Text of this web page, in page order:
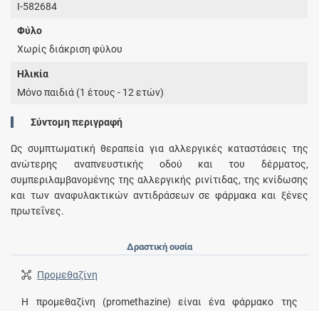
I-582684
Φύλο
Χωρίς διάκριση φύλου
Ηλικία
Μόνο παιδιά (1 έτους - 12 ετών)
Σύντομη περιγραφή
Ως συμπτωματική θεραπεία για αλλεργικές καταστάσεις της
ανώτερης αναπνευστικής οδού και του δέρματος,
συμπεριλαμβανομένης της αλλεργικής ρινίτιδας, της κνίδωσης
και των αναφυλακτικών αντιδράσεων σε φάρμακα και ξένες
πρωτεΐνες.
Δραστική ουσία
Προμεθαζίνη
Η προμεθαζίνη (promethazine) είναι ένα φάρμακο της